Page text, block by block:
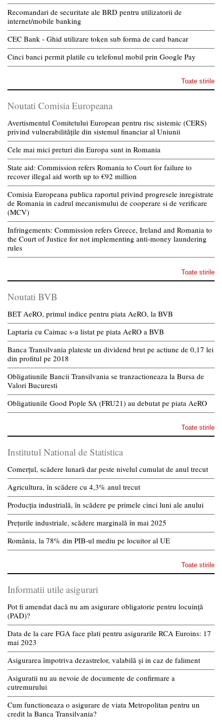
Recomandari de securitate ale BRD pentru utilizatorii de
internet/mobile banking
CEC Bank - Ghid utilizare token sub forma de card bancar
Cinci banci permit platile cu telefonul mobil prin Google Pay
Toate stirile
Noutati Comisia Europeana
Avertismentul Comitetului European pentru risc sistemic (CERS)
privind vulnerabilitățile din sistemul financiar al Uniunii
Cele mai mici preturi din Europa sunt in Romania
State aid: Commission refers Romania to Court for failure to
recover illegal aid worth up to €92 million
Comisia Europeana publica raportul privind progresele inregistrate
de Romania in cadrul mecanismului de cooperare si de verificare
(MCV)
Infringements: Commission refers Greece, Ireland and Romania to
the Court of Justice for not implementing anti-money laundering
rules
Toate stirile
Noutati BVB
BET AeRO, primul indice pentru piata AeRO, la BVB
Laptaria cu Caimac s-a listat pe piata AeRO a BVB
Banca Transilvania plateste un dividend brut pe actiune de 0,17 lei
din profitul pe 2018
Obligatiunile Bancii Transilvania se tranzactioneaza la Bursa de
Valori Bucuresti
Obligatiunile Good Pople SA (FRU21) au debutat pe piata AeRO
Toate stirile
Institutul National de Statistica
Comerțul, scădere lunară dar peste nivelul cumulat de anul trecut
Agricultura, în scădere cu 4,3% anul trecut
Producția industrială, în scădere pe primele cinci luni ale anului
Prețurile industriale, scădere marginală în mai 2025
România, la 78% din PIB-ul mediu pe locuitor al UE
Toate stirile
Informatii utile asigurari
Pot fi amendat dacă nu am asigurare obligatorie pentru locuință
(PAD)?
Data de la care FGA face plati pentru asigurarile RCA Euroins: 17
mai 2023
Asigurarea împotriva dezastrelor, valabilă și in caz de faliment
Asiguratii nu au nevoie de documente de confirmare a
cutremurului
Cum functioneaza o asigurare de viata Metropolitan pentru un
credit la Banca Transilvania?